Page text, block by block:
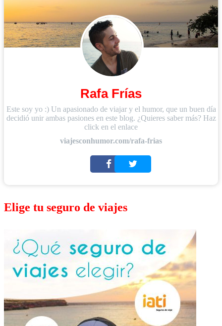
Rafa Frías
Este soy yo :) Un apasionado de viajar y el humor, que un buen día
decidió unir ambas pasiones en este blog. ¿Quieres saber más? Haz
click en el enlace
viajesconhumor.com/rafa-frias
Elige tu seguro de viajes